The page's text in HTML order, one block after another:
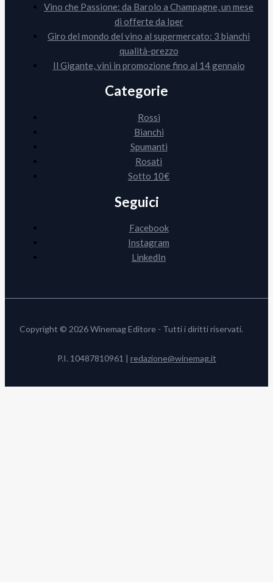
Vino che Passione: da Barolo a Champagne, un mese
di offerte da Iper
Giro del mondo del vino al supermercato: 3 bianchi
qualità-prezzo
Il Gigante, vini in promozione fino al 14 gennaio
Categorie
Rossi
Bianchi
Spumanti
Rosati
Sotto 10€
Seguici
Facebook
Instagram
LinkedIn
Copyright © 2026 Winemag Editore - Tutti i diritti riservati.
P.I. 10487810961 | redazione@winemag.it